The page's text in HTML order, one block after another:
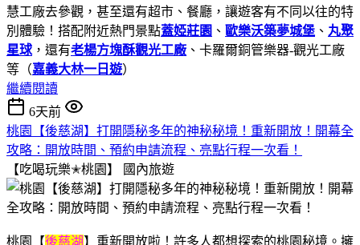
慧工廠去參觀，甚至還有超市、餐廳，讓遊客有不同以往的特
別體驗！搭配附近熱門景點蓋婭莊園 、 歐樂沃築夢城堡 、 丸聚
星球 ，還有老楊方塊酥觀光工廠 、卡羅爾銅管樂器-觀光工廠
等（嘉義大林一日遊）
繼續閱讀
6天前
桃園【後慈湖】打開隱秘多年的神秘秘境！重新開放！開幕全
攻略：開放時間、預約申請流程、亮點行程一次看！
【吃喝玩樂✭桃園】
國內旅遊
桃園【後慈湖】重新開放啦！許多人都想探索的桃園秘境。擁